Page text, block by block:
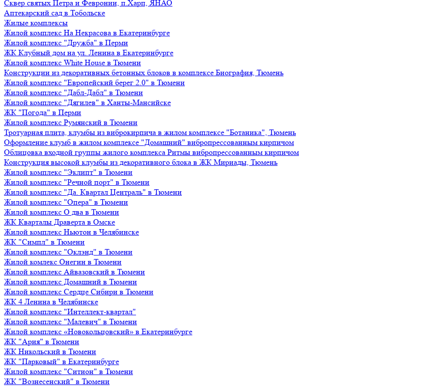
Сквер святых Петра и Февронии, п.Харп, ЯНАО
Аптекарский сад в Тобольске
Жилые комплексы
Жилой комплекс На Некрасова в Екатеринбурге
Жилой комплекс "Дружба" в Перми
ЖК Клубный дом на ул. Ленина в Екатеринбурге
Жилой комплекс White House в Тюмени
Конструкции из декоративных бетонных блоков в комплексе Биография, Тюмень
Жилой комплекс "Европейский берег 2.0" в Тюмени
Жилой комплекс "Дабл-Дабл" в Тюмени
Жилой комплекс "Дягилев" в Ханты-Мансийске
ЖК "Погода" в Перми
Жилой комплекс Румянский в Тюмени
Тротуарная плита, клумбы из виброкирпича в жилом комплексе "Ботаника", Тюмень
Оформление клумб в жилом комплексе "Домашний" вибропрессованным кирпичом
Облицовка входной группы жилого комплекса Ритмы вибропрессованным кирпичом
Конструкция высокой клумбы из декоративного блока в ЖК Мириады, Тюмень
Жилой комплекс "Эклипт" в Тюмени
Жилой комплекс "Речной порт" в Тюмени
Жилой комплекс "Да. Квартал Централь" в Тюмени
Жилой комплекс "Опера" в Тюмени
Жилой комплекс О два в Тюмени
ЖК Кварталы Драверта в Омске
Жилой комплекс Ньютон в Челябинске
ЖК "Симпл" в Тюмени
Жилой комплекс "Оклэнд" в Тюмени
Жилой комлекс Онегин в Тюмени
Жилой комплекс Айвазовский в Тюмени
Жилой комплекс Домашний в Тюмени
Жилой комплекс Сердце Сибири в Тюмени
ЖК 4 Ленина в Челябинске
Жилой комплекс "Интеллект-квартал"
Жилой комплекс "Малевич" в Тюмени
Жилой комплекс «Новокольцовский» в Екатеринбурге
ЖК "Ария" в Тюмени
ЖК Никольский в Тюмени
ЖК "Парковый" в Екатеринбурге
Жилой комплекс "Ситион" в Тюмени
ЖК "Вознесенский" в Тюмени